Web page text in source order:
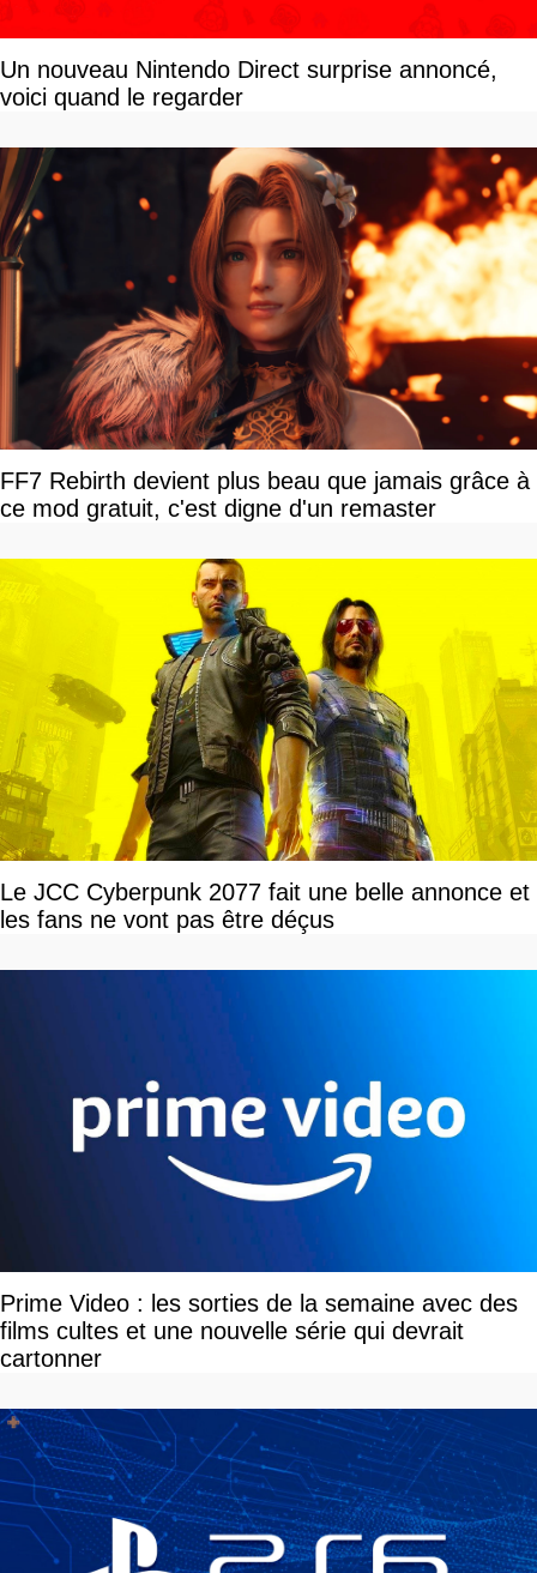
Un nouveau Nintendo Direct surprise annoncé,
voici quand le regarder
FF7 Rebirth devient plus beau que jamais grâce à
ce mod gratuit, c'est digne d'un remaster
Le JCC Cyberpunk 2077 fait une belle annonce et
les fans ne vont pas être déçus
Prime Video : les sorties de la semaine avec des
films cultes et une nouvelle série qui devrait
cartonner